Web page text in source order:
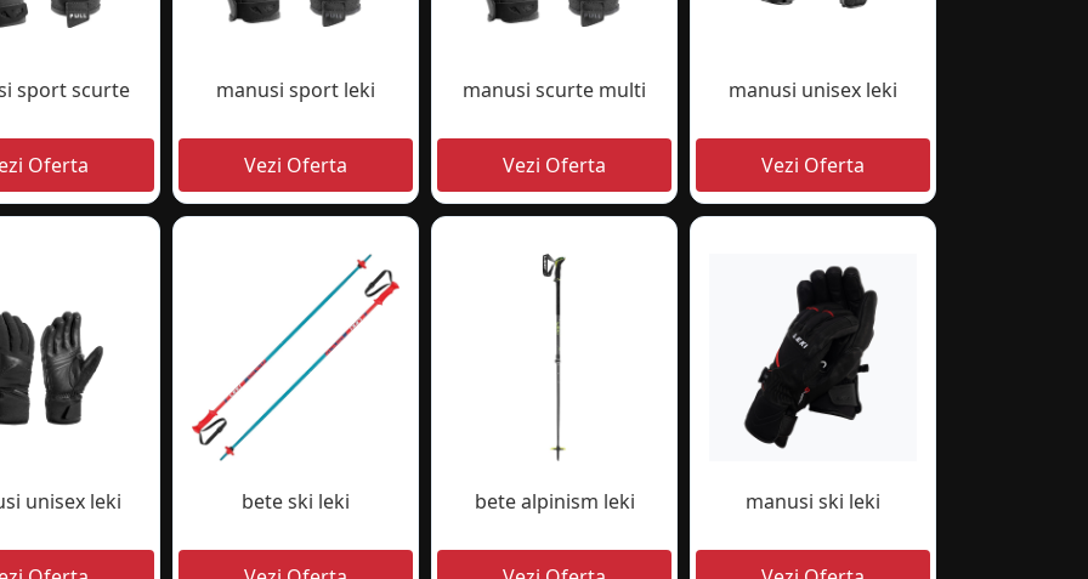
sport scurte manusi sport leki manusi scurte multi manusi unisex leki
unisex leki bete ski leki bete alpinism leki manusi ski leki